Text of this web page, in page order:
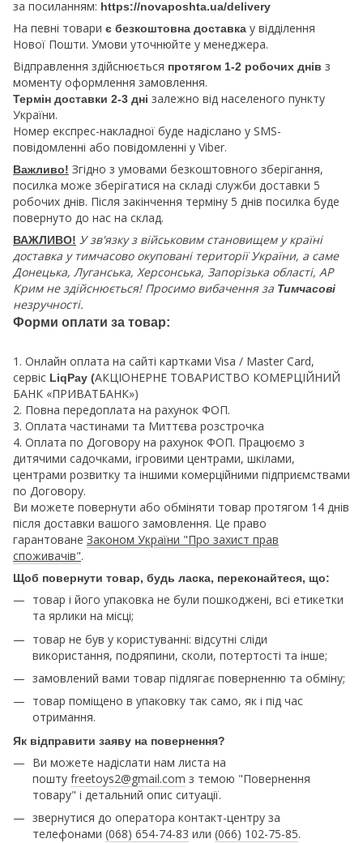
за посиланням: https://novaposhta.ua/delivery
На певні товари є безкоштовна доставка у відділення
Нової Пошти. Умови уточнюйте у менеджера.
Відправлення здійснюється протягом 1-2 робочих днів з
моменту оформлення замовлення.
Термін доставки 2-3 дні залежно від населеного пункту
України.
Номер експрес-накладної буде надіслано у SMS-
повідомленні або повідомленні у Viber.
Важливо! Згідно з умовами безкоштовного зберігання,
посилка може зберігатися на складі служби доставки 5
робочих днів. Після закінчення терміну 5 днів посилка буде
повернуто до нас на склад.
ВАЖЛИВО! У зв'язку з військовим становищем у країні
доставка у тимчасово окуповані території України, а саме
Донецька, Луганська, Херсонська, Запорізька області, АР
Крим не здійснюється! Просимо вибачення за Тимчасові
незручності.
Форми оплати за товар:
1. Онлайн оплата на сайті картками Visa / Master Card,
сервіс LiqPay (АКЦІОНЕРНЕ ТОВАРИСТВО КОМЕРЦІЙНИЙ
БАНК «ПРИВАТБАНК»)
2. Повна передоплата на рахунок ФОП.
3. Оплата частинами та Миттєва розстрочка
4. Оплата по Договору на рахунок ФОП. Працюємо з
дитячими садочками, ігровими центрами, шкілами,
центрами розвитку та іншими комерційними підприємствами
по Договору.
Ви можете повернути або обміняти товар протягом 14 днів
після доставки вашого замовлення. Це право
гарантоване Законом України "Про захист прав
споживачів".
Щоб повернути товар, будь ласка, переконайтеся, що:
товар і його упаковка не були пошкоджені, всі етикетки
та ярлики на місці;
товар не був у користуванні: відсутні сліди
використання, подряпини, сколи, потертості та інше;
замовлений вами товар підлягає поверненню та обміну;
товар поміщено в упаковку так само, як і під час
отримання.
Як відправити заяву на повернення?
Ви можете надіслати нам листа на
пошту freetoys2@gmail.com з темою "Повернення
товару" і детальний опис ситуації.
звернутися до оператора контакт-центру за
телефонами (068) 654-74-83 или (066) 102-75-85.